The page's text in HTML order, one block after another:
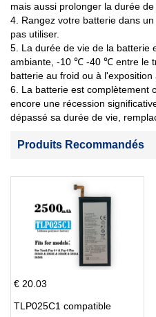
mais aussi prolonger la durée
4. Rangez votre batterie dans
pas utiliser.
5. La durée de vie de la batterie
ambiante, -10 ℃ -40 ℃ entre le
batterie au froid ou à l'exposition
6. La batterie est complètement
encore une récession
dépassé sa durée de vie,
Produits Recommandés
€ 20.03
TLP025C1 compatible